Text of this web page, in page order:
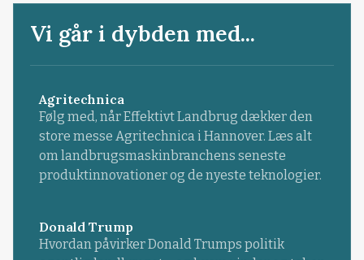
Vi går i dybden med...
Agritechnica
Følg med, når Effektivt Landbrug dækker den
store messe Agritechnica i Hannover. Læs alt
om landbrugsmaskinbranchens seneste
produktinnovationer og de nyeste teknologier.
Donald Trump
Hvordan påvirker Donald Trumps politik